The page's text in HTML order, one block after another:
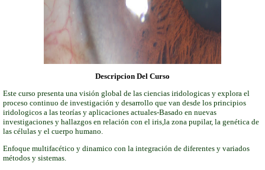
Descripcion Del Curso
Este curso presenta una visión global de las ciencias iridologicas y explora el
proceso continuo de investigación y desarrollo que van desde los principios
iridologicos a las teorías y aplicaciones actuales-Basado en nuevas
investigaciones y hallazgos en relación con el iris,la zona pupilar, la genética de
las células y el cuerpo humano.
Enfoque multifacético y dinamico con la integración de diferentes y variados
métodos y sistemas.